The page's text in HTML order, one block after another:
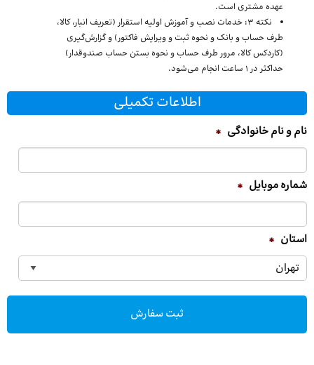
عهده مشتری است.
نکته 3: خدمات نصب و آموزش اولیه استقرار (تعریف انبار، کالا،
طرف حساب و بانک و نحوه ثبت و ویرایش فاکتور) و گزارش‌گیری
(کاردکس کالا، مرور طرف حساب و نحوه بستن حساب صندوقدار)
حداکثر در 1 ساعت انجام می‌شود.
اطلاعات تکمیلی
نام و نام خانوادگی *
شماره موبایل *
استان *